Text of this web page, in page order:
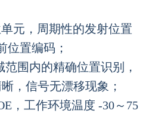
元，周期性的发射位置
位置编码；
围内的精确位置识别，
，信号无漂移现象；
，工作环境温度 -30～75